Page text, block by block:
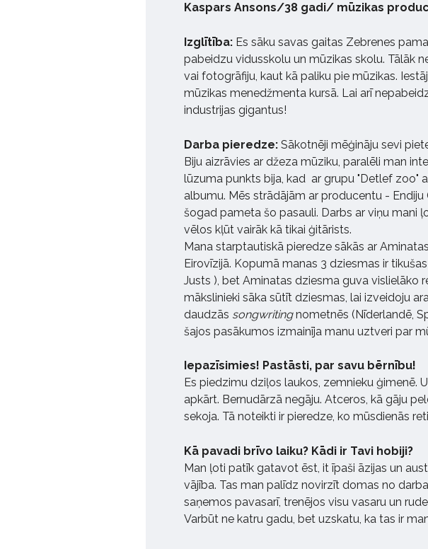
Kaspars Ansons/38 gadi/ mūzikas
Izglītība: Es sāku savas gaitas Zebrenes
pabeidzu vidusskolu un mūzikas skolu. Tālāk
vai fotogrāfiju, kaut kā paliku pie mūzikas.
mūzikas menedžmenta kursā. Lai arī
industrijas gigantus!
Darba pieredze: Sākotnēji mēģināju sevi
Biju aizrāvies ar džeza mūziku, paralēli man
lūzuma punkts bija, kad ar grupu "Detlef zoo"
albumu. Mēs strādājām ar producentu - Endiju
šogad pameta šo pasauli. Darbs ar viņu mani
vēlos kļūt vairāk kā tikai ģitārists.
Mana starptautiskā pieredze sākās ar
Eirovīzijā. Kopumā manas 3 dziesmas ir
Justs ), bet Aminatas dziesma guva vislielāko
mākslinieki sāka sūtīt dziesmas, lai izveidoju
daudzās songwritingnometnēs (Nīderlandē,
šajos pasākumos izmainīja manu uztveri par
Iepazīsimies! Pastāsti, par savu bērnību!
Es piedzimu dziļos laukos, zemnieku ģimenē.
apkārt. Bernudārzā negāju. Atceros, kā gāju
sekoja. Tā noteikti ir pieredze, ko mūsdienās
Kā pavadi brīvo laiku? Kādi ir Tavi hobiji?
Man ļoti patīk gatavot ēst, it īpaši āzijas un
vājība. Tas man palīdz novirzīt domas no
saņemos pavasarī, trenējos visu vasaru un
Varbūt ne katru gadu, bet uzskatu, ka tas ir